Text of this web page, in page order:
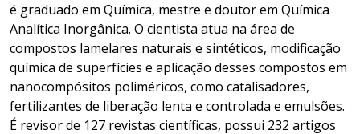
é graduado em Química, mestre e doutor em Química
Analítica Inorgânica. O cientista atua na área de
compostos lamelares naturais e sintéticos, modificação
química de superfícies e aplicação desses compostos em
nanocompósitos poliméricos, como catalisadores,
fertilizantes de liberação lenta e controlada e emulsões.
É revisor de 127 revistas científicas, possui 232 artigos